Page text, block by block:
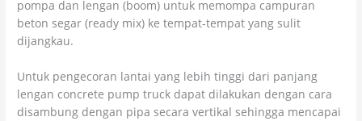
pompa dan lengan (boom) untuk memompa campuran
beton segar (ready mix) ke tempat-tempat yang sulit
dijangkau.
Untuk pengecoran lantai yang lebih tinggi dari panjang
lengan concrete pump truck dapat dilakukan dengan cara
disambung dengan pipa secara vertikal sehingga mencapai